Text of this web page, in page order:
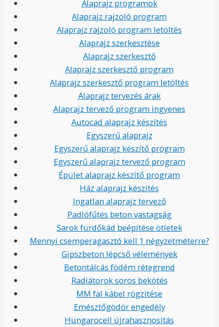
Alaprajz programok
Alaprajz rajzoló program
Alaprajz rajzoló program letöltés
Alaprajz szerkesztése
Alaprajz szerkesztő
Alaprajz szerkesztő program
Alaprajz szerkesztő program letöltés
Alaprajz tervezés árak
Alaprajz tervező program ingyenes
Autocad alaprajz készítés
Egyszerű alaprajz
Egyszerű alaprajz készítő program
Egyszerű alaprajz tervező program
Épület alaprajz készítő program
Ház alaprajz készítés
Ingatlan alaprajz tervező
Padlófűtés beton vastagság
Sarok fürdőkád beépítése ötletek
Mennyi csemperagasztó kell 1 négyzetméterre?
Gipszbeton lépcső vélemények
Betontálcás födém rétegrend
Radiátorok soros bekötés
MM fal kábel rögzítése
Emésztőgödör engedély
Hungarocell újrahasznosítás